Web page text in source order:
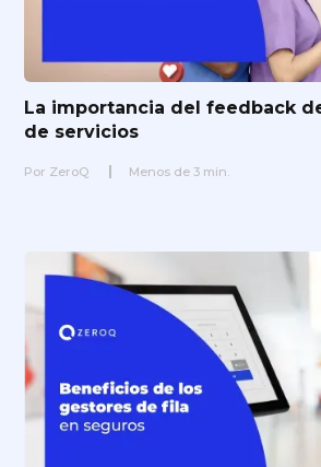
La importancia del feedback
de servicios
Por ZeroQ Menos de 3 min.